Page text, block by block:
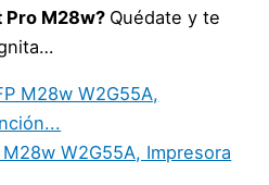
Pro M28w? Quédate y te
W2G55A, Impresora